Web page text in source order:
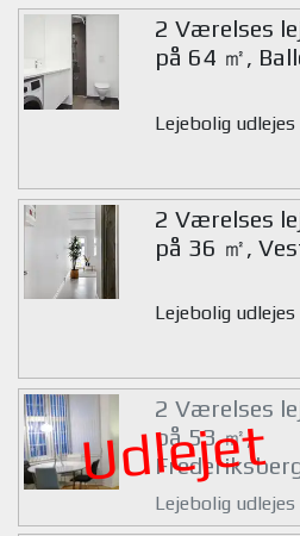
2 Værelses
på 64 ㎡,
Lejebolig
2 Værelses
på 36 ㎡,
Lejebolig
Udlejet
2 Værelses
på 53 ㎡,
Lejebolig